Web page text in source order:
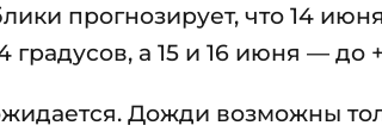
прогнозирует, что 14
градусов, а 15 и 16 июня — до
Дожди возможны